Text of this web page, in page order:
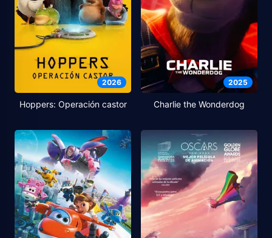
2026
Hoppers: Operación castor
2025
Charlie the Wonderdog